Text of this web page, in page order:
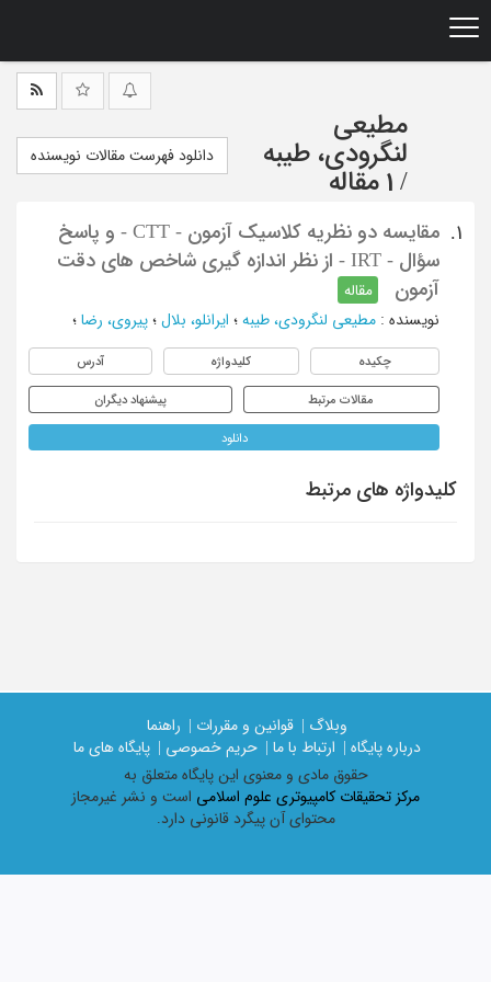
مطیعی
لنگرودی، طیبه
/ 1 مقاله
دانلود فهرست مقالات نویسنده
1.
مقایسه دو نظریه کلاسیک آزمون - CTT - و پاسخ
سؤال - IRT - از نظر اندازه گیری شاخص های دقت
آزمون
مقاله
نویسنده : مطیعی لنگرودی، طیبه ؛ ایرانلو، بلال ؛ پیروی، رضا ؛
چکیده کلیدواژه آدرس
مقالات مرتبط پیشنهاد دیگران
دانلود
کلیدواژه های مرتبط
وبلاگ | قوانین و مقررات |
راهنما
درباره پایگاه |
ارتباط با ما | حریم خصوصی |
پایگاه های ما
حقوق مادی و معنوی اين پايگاه متعلق به
مرکز تحقیقات کامپیوتری علوم اسلامی است و نشر غیرمجاز
محتوای آن پیگرد قانونی دارد.